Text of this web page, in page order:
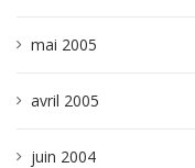
mai 2005
avril 2005
juin 2004